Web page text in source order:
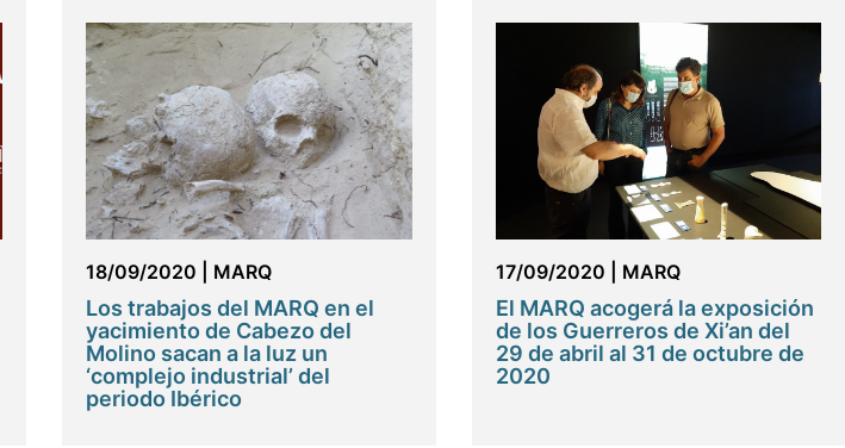
18/09/2020 MARQ
Los trabajos del MARQ en el
yacimiento de Cabezo del
Molino sacan a la luz un
‘complejo industrial’ del
periodo Ibérico
17/09/2020 MARQ
El MARQ acogerá la exposición
de los Guerreros de Xi’an del
29 de abril al 31 de octubre de
2020